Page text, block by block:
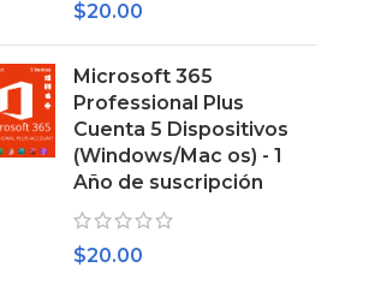
$20.00
Microsoft 365
Professional Plus
Cuenta 5 Dispositivos
(Windows/Mac os) - 1
Año de suscripción
$20.00